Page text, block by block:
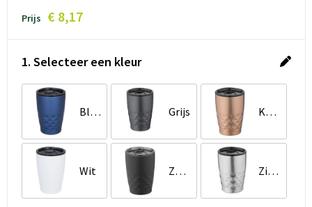
Prijs € 8,17
1. Selecteer een kleur
Blauw Grijs Koper
Wit Zwart Zilver